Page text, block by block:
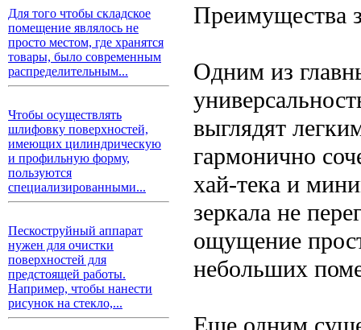
Для того чтобы складское
помещение являлось не
просто местом, где хранятся
товары, было современным
распределительным...
Чтобы осуществлять
шлифовку поверхностей,
имеющих цилиндрическую
и профильную форму,
пользуются
специализированными...
Пескоструйный аппарат
нужен для очистки
поверхностей для
предстоящей работы.
Например, чтобы нанести
рисунок на стекло,...
Преимущества
Одним из
выглядят
гармонично
хай-тека и
зеркала не
ощущение
небольших